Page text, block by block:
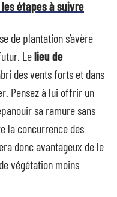
étapes à suivre
de plantation s’avère
Lelieu de
des vents forts et dans
Pensez à lui offrir un
sa ramure sans
la concurrence des
donc avantageux de le
végétation moins